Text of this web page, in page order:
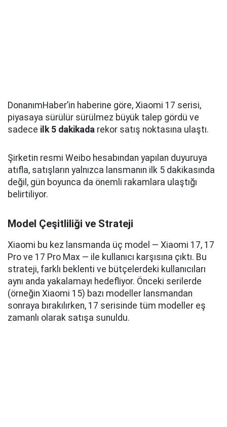
DonanımHaber’in haberine göre, Xiaomi 17 serisi,
piyasaya sürülür sürülmez büyük talep gördü ve
sadece ilk 5 dakikada rekor satış noktasına ulaştı.
Şirketin resmi Weibo hesabından yapılan duyuruya
atıfla, satışların yalnızca lansmanın ilk 5 dakikasında
değil, gün boyunca da önemli rakamlara ulaştığı
belirtiliyor.
Model Çeşitliliği ve Strateji
Xiaomi bu kez lansmanda üç model — Xiaomi 17, 17
Pro ve 17 Pro Max — ile kullanıcı karşısına çıktı. Bu
strateji, farklı beklenti ve bütçelerdeki kullanıcıları
aynı anda yakalamayı hedefliyor. Önceki serilerde
(örneğin Xiaomi 15) bazı modeller lansmandan
sonraya bırakılırken, 17 serisinde tüm modeller eş
zamanlı olarak satışa sunuldu.